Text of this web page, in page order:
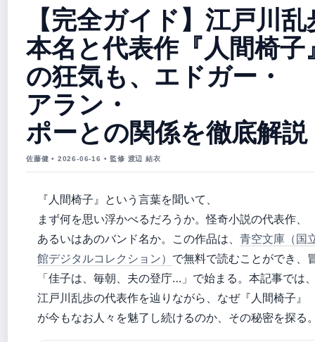
【完全ガイド】江戸川
本名と代表作『人間椅子
の狂気も、エドガー・
アラン・
ポーとの関係を徹底解説
佐藤健 • 2026-06-16 • 監修 渡辺 結衣
『人間椅子』という言葉を聞いて、
まず何を思い浮かべるだろうか。怪奇小説の代表作、
あるいはあのバンド名か。この作品は、 青空文庫（国
館デジタルコレクション） で無料で読むことができ、
「佳子は、毎朝、夫の登庁…」で始まる。本記事では
江戸川乱歩の代表作を辿りながら、なぜ『人間椅子』
が今もなお人々を魅了し続けるのか、その秘密を探る